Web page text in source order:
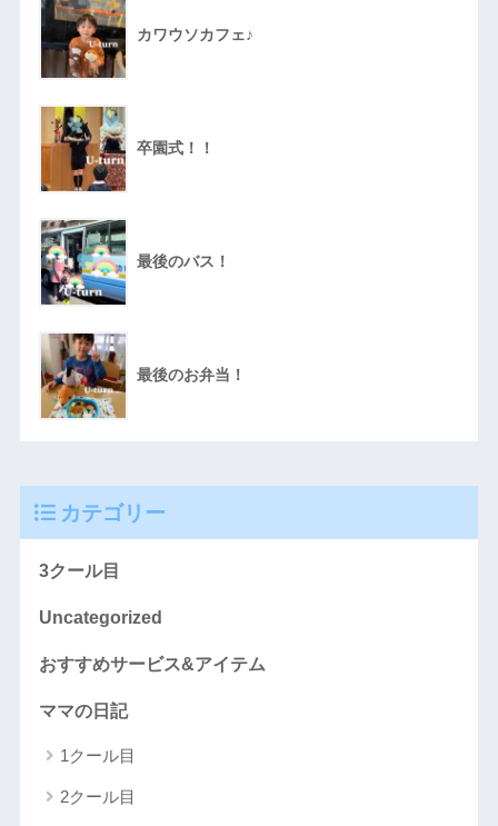
カワウソカフェ♪
卒園式！！
最後のバス！
最後のお弁当！
カテゴリー
3クール目
Uncategorized
おすすめサービス&アイテム
ママの日記
1クール目
2クール目